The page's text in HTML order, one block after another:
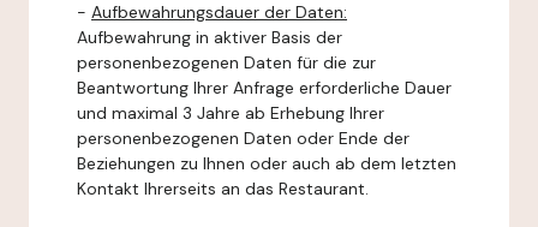
- Aufbewahrungsdauer der Daten:
Aufbewahrung in aktiver Basis der
personenbezogenen Daten für die zur
Beantwortung Ihrer Anfrage erforderliche Dauer
und maximal 3 Jahre ab Erhebung Ihrer
personenbezogenen Daten oder Ende der
Beziehungen zu Ihnen oder auch ab dem letzten
Kontakt Ihrerseits an das Restaurant.